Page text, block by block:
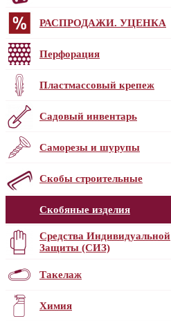
РАСПРОДАЖИ. УЦЕНКА
Перфорация
Пластмассовый крепеж
Садовый инвентарь
Саморезы и шурупы
Скобы строительные
Скобяные изделия
Средства Индивидуальной
Защиты (СИЗ)
Такелаж
Химия